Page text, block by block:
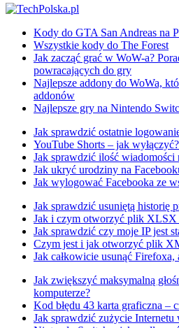
Kody do GTA San Andreas na
Wszystkie kody do The Forest
Jak zacząć grać w WoW-a?
powracających do gry
Najlepsze addony do WoWa,
addonów
Najlepsze gry na Nintendo
Jak sprawdzić ostatnie
YouTube Shorts – jak
Jak sprawdzić ilość wiadomości
Jak ukryć urodziny na
Jak wylogować Facebooka ze
Jak sprawdzić usuniętą historię
Jak i czym otworzyć plik XLSX
Jak sprawdzić czy moje IP jest
Czym jest i jak otworzyć plik
Jak całkowicie usunąć Firefoxa,
Jak zwiększyć maksymalną
komputerze?
Kod błędu 43 karta graficzna –
Jak sprawdzić zużycie Internetu